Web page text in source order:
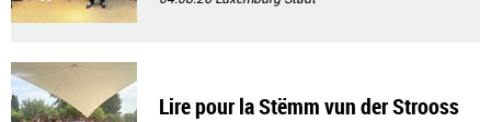
Lire pour la Stëmm vun der Strooss